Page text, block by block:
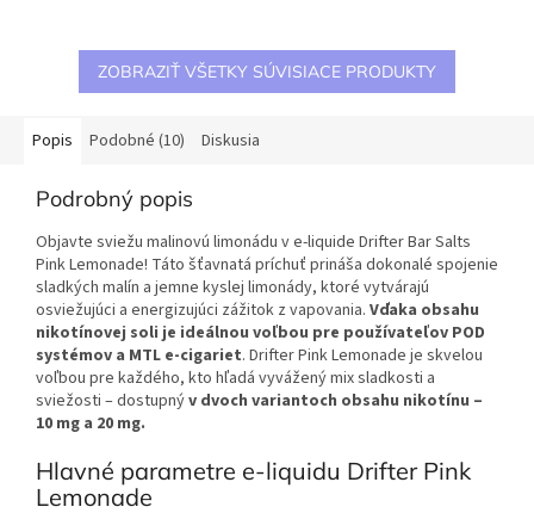
ZOBRAZIŤ VŠETKY SÚVISIACE PRODUKTY
Popis Podobné (10) Diskusia
Podrobný popis
Objavte sviežu malinovú limonádu v e-liquide Drifter Bar Salts
Pink Lemonade! Táto šťavnatá príchuť prináša dokonalé spojenie
sladkých malín a jemne kyslej limonády, ktoré vytvárajú
osviežujúci a energizujúci zážitok z vapovania. Vďaka obsahu
nikotínovej soli je ideálnou voľbou pre používateľov POD
systémov a MTL e-cigariet. Drifter Pink Lemonade je skvelou
voľbou pre každého, kto hľadá vyvážený mix sladkosti a
sviežosti – dostupnýv dvoch variantoch obsahu nikotínu –
10 mg a 20 mg.
Hlavné parametre e-liquidu Drifter Pink
Lemonade